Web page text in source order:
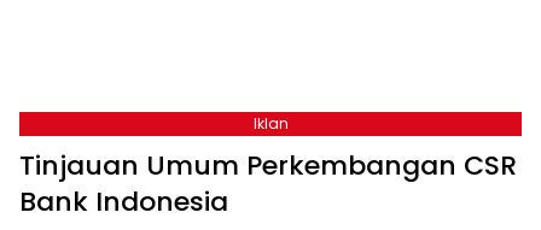
Iklan
Tinjauan Umum Perkembangan CSR
Bank Indonesia